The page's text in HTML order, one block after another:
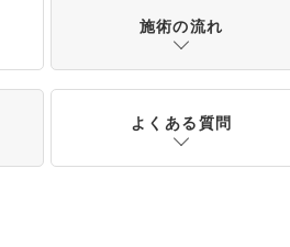
施術の流れ
よくある質問